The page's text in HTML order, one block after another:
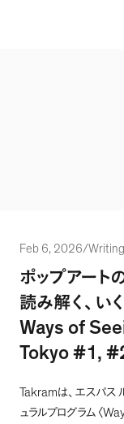
Feb 6, 2026/Writing
ポップアート
読み解く 、 い
Ways of
Tokyo #1,
Takramは、 エスパス
ュラルプログラム 〈